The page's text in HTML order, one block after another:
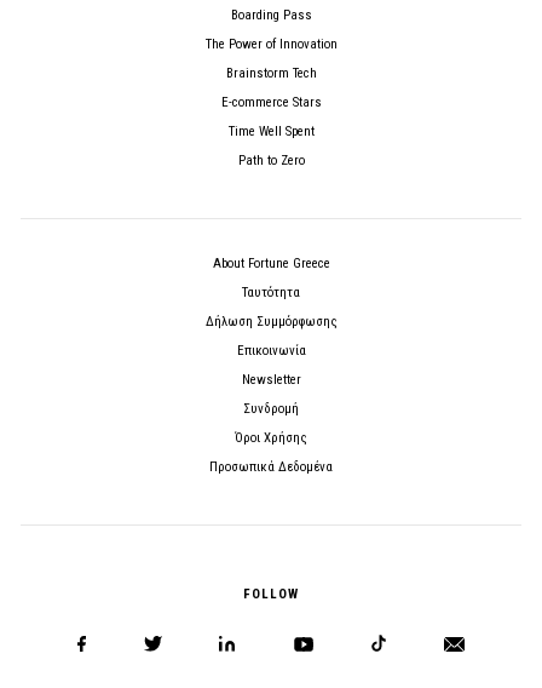
Boarding Pass
The Power of Innovation
Brainstorm Tech
E-commerce Stars
Time Well Spent
Path to Zero
About Fortune Greece
Ταυτότητα
Δήλωση Συμμόρφωσης
Επικοινωνία
Newsletter
Συνδρομή
Όροι Χρήσης
Προσωπικά Δεδομένα
FOLLOW